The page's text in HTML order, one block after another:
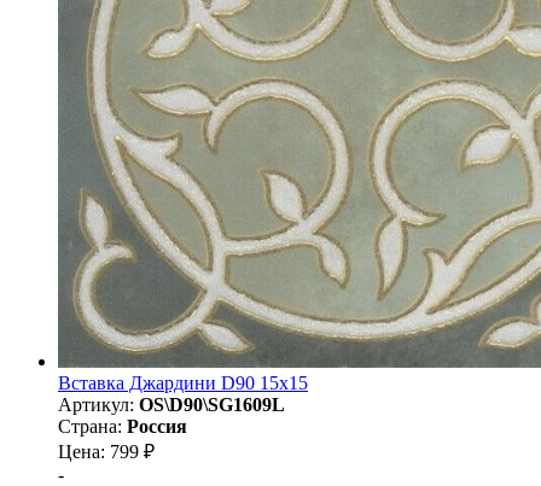
Вставка Джардини D90 15х15
Артикул: OS\D90\SG1609L
Страна: Россия
Цена: 799 ₽
-